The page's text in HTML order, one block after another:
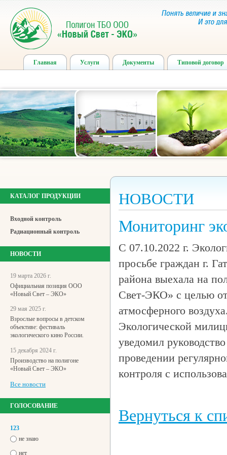
Главная Услуги Документы Типовой договор
КАТАЛОГ ПРОДУКЦИИ
Входной контроль
Радиационный контроль
НОВОСТИ
19 марта 2026 г.
Официальная позиция ООО
«Новый Свет – ЭКО»
29 мая 2025 г.
Взрослые вопросы в детском
объективе: фестиваль
экологического кино России.
15 декабря 2024 г.
Производство на полигоне
«Новый Свет – ЭКО»
Все новости
ГОЛОСОВАНИЕ
123
не знаю
нет
НОВОСТИ
Мониторинг
С 07.10.2022 г.
просьбе граждан г.
района выехала на
Свет-ЭКО» с целью
атмосферного
Экологической
уведомил
проведении
контроля с
Вернуться к